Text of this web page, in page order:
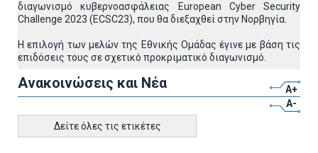
διαγωνισμό κυβερνοασφάλειας European Cyber Security
Challenge 2023 (ECSC23), που θα διεξαχθεί στην Νορβηγία.
Η επιλογή των μελών της Εθνικής Ομάδας έγινε με βάση τις
επιδόσεις τους σε σχετικό προκριματικό διαγωνισμό.
Ανακοινώσεις και Νέα
A+
A-
Δείτε όλες τις ετικέτες